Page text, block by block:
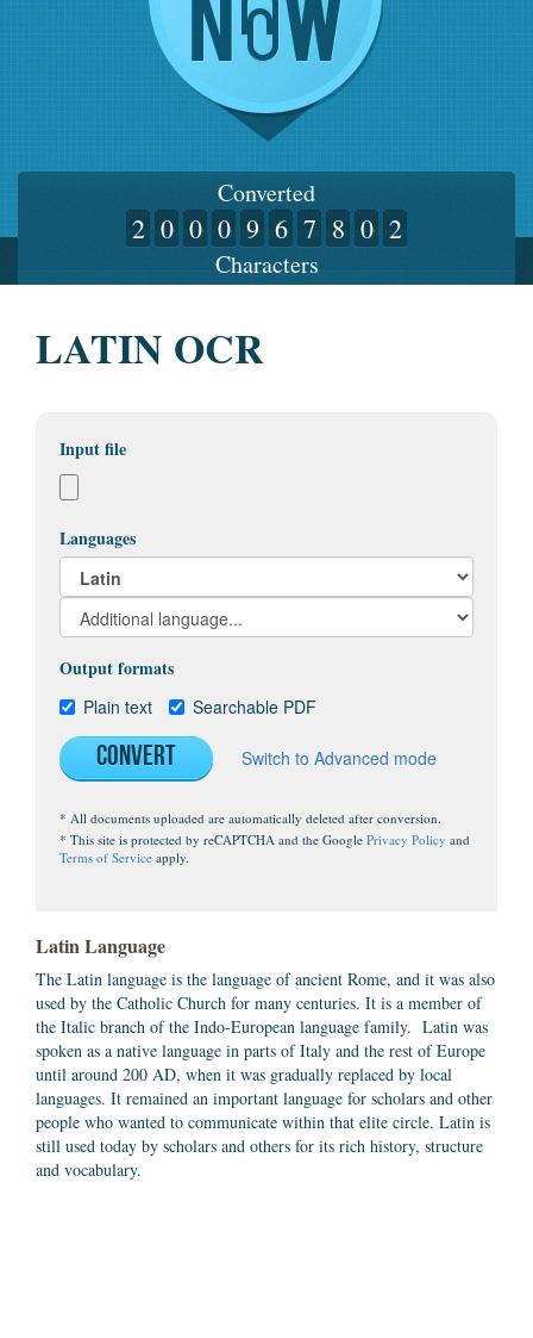
Converted
2 0 0 0 9 6 7 8 0 2
Characters
LATIN OCR
Input file
Languages
Output formats
Plain text Searchable PDF
Convert Switch to Advanced mode
* All documents uploaded are automatically deleted after conversion.
* This site is protected by reCAPTCHA and the Google Privacy Policy and
Terms of Service apply.
Latin Language
The Latin language is the language of ancient Rome, and it was also
used by the Catholic Church for many centuries. It is a member of
the Italic branch of the Indo-European language family. Latin was
spoken as a native language in parts of Italy and the rest of Europe
until around 200 AD, when it was gradually replaced by local
languages. It remained an important language for scholars and other
people who wanted to communicate within that elite circle. Latin is
still used today by scholars and others for its rich history, structure
and vocabulary.